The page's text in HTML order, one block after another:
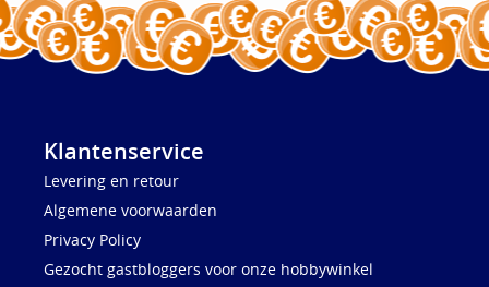
Klantenservice
Levering en retour
Algemene voorwaarden
Privacy Policy
Gezocht gastbloggers voor onze hobbywinkel